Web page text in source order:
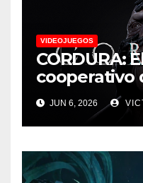
VIDEOJUEGOS
CORDURA:
cooperativo
su tráiler de
Future
JUN 6, 2026